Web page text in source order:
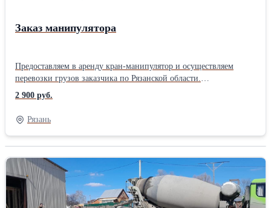
Заказ манипулятора
Предоставляем в аренду кран-манипулятор и осуществляем
перевозки грузов заказчика по Рязанской области.
Грузоподъёмность машин - от 3 до 10 тонн. Грузоподъёмность
стрелы - до 3 тонн. Форма оплаты - наличный и безналичный
расчёт. Стоимость услуги от 2800 до 3500 руб/час, в зависимости
от грузоподъёмности и проходимости автомобиля. Загородные
поездки оплачиваются по - 75/90 руб/км. в обе стороны +
2 900 руб.
Рязань